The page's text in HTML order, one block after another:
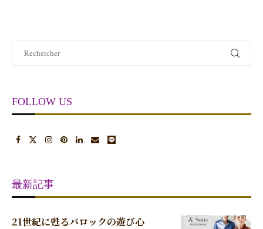
FOLLOW US
最新記事
21世紀に甦るバロックの遊び心